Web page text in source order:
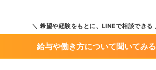
希望や経験をもとに、LINEで相談できる
給与や働き方について聞いてみる